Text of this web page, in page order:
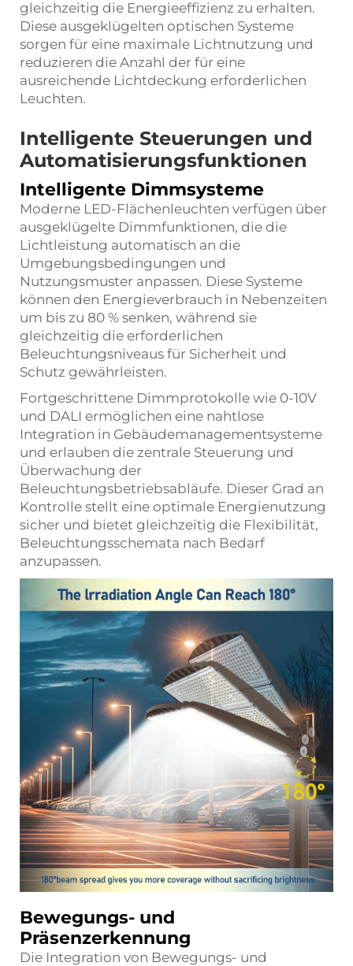
gleichzeitig die Energieeffizienz zu erhalten.
Diese ausgeklügelten optischen Systeme
sorgen für eine maximale Lichtnutzung und
reduzieren die Anzahl der für eine
ausreichende Lichtdeckung erforderlichen
Leuchten.
Intelligente Steuerungen und
Automatisierungsfunktionen
Intelligente Dimmsysteme
Moderne LED-Flächenleuchten verfügen über
ausgeklügelte Dimmfunktionen, die die
Lichtleistung automatisch an die
Umgebungsbedingungen und
Nutzungsmuster anpassen. Diese Systeme
können den Energieverbrauch in Nebenzeiten
um bis zu 80 % senken, während sie
gleichzeitig die erforderlichen
Beleuchtungsniveaus für Sicherheit und
Schutz gewährleisten.
Fortgeschrittene Dimmprotokolle wie 0-10V
und DALI ermöglichen eine nahtlose
Integration in Gebäudemanagementsysteme
und erlauben die zentrale Steuerung und
Überwachung der
Beleuchtungsbetriebsabläufe. Dieser Grad an
Kontrolle stellt eine optimale Energienutzung
sicher und bietet gleichzeitig die Flexibilität,
Beleuchtungsschemata nach Bedarf
anzupassen.
Bewegungs- und
Präsenzerkennung
Die Integration von Bewegungs- und